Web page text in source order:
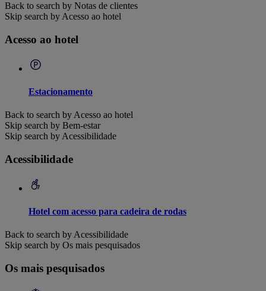
Back to search by Notas de clientes
Skip search by Acesso ao hotel
Acesso ao hotel
Estacionamento
Back to search by Acesso ao hotel
Skip search by Bem-estar
Skip search by Acessibilidade
Acessibilidade
Hotel com acesso para cadeira de rodas
Back to search by Acessibilidade
Skip search by Os mais pesquisados
Os mais pesquisados